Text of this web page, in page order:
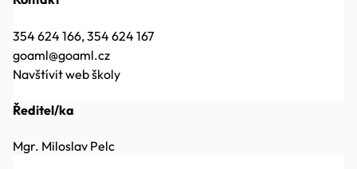
354 624 166, 354 624 167
goaml@goaml.cz
Navštívit web školy
Ředitel/ka
Mgr. Miloslav Pelc